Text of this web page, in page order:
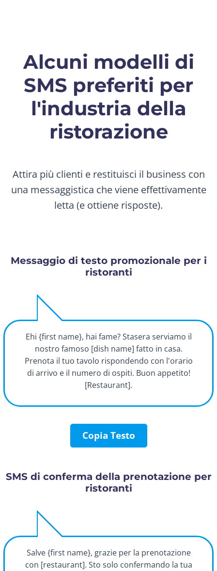
Alcuni modelli di
SMS preferiti per
l'industria della
ristorazione
Attira più clienti e restituisci il business con
una messaggistica che viene effettivamente
letta (e ottiene risposte).
Messaggio di testo promozionale per i
ristoranti
Ehi {first name}, hai fame? Stasera serviamo il
nostro famoso [dish name] fatto in casa.
Prenota il tuo tavolo rispondendo con l'orario
di arrivo e il numero di ospiti. Buon appetito!
[Restaurant].
Copia Testo
SMS di conferma della prenotazione per
ristoranti
Salve {first name}, grazie per la prenotazione
con [restaurant]. Sto solo confermando la tua